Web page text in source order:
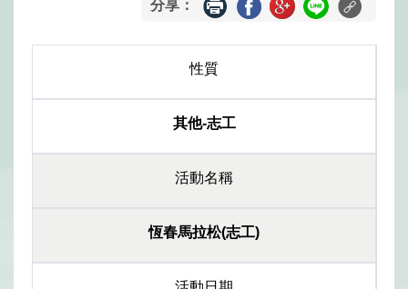
分享：
性質
其他-志工
活動名稱
恆春馬拉松(志工)